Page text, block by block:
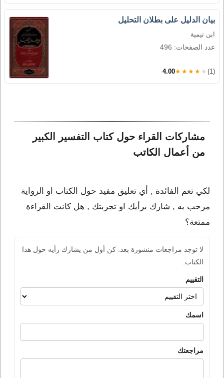
بيان الدليل على بطلان التحليل
ابن تيمية
عدد الصفحات: 496
4.00★★★★★ (1)
مشاركات القراء حول كتاب التفسير الكبير
من أعمال الكاتب
لكي تعم الفائدة , أي تعليق مفيد حول الكتاب او الرواية
مرحب به , شارك برأيك او تجربتك , هل كانت القراءة
ممتعة؟
لا توجد مراجعات منشورة بعد. كن أول من يشارك رأيه حول هذا
الكتاب.
التقييم
اسمك
مراجعتك